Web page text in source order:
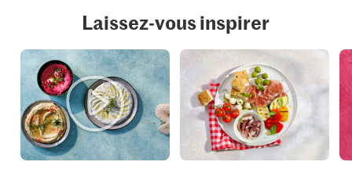
Laissez-vous inspirer